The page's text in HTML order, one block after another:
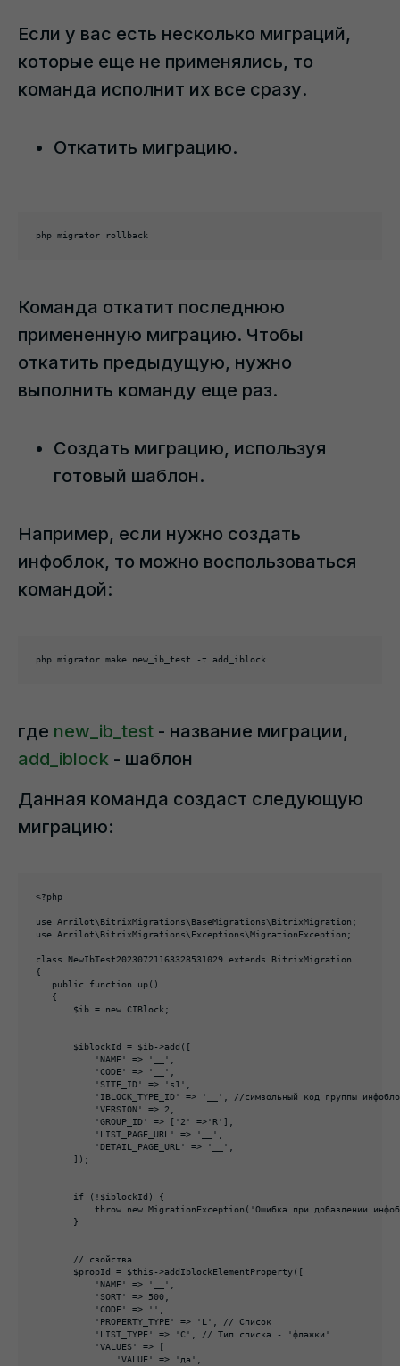
Если у вас есть несколько миграций,
которые еще не применялись, то
команда исполнит их все сразу.
Откатить миграцию.
php migrator rollback
Команда откатит последнюю
примененную миграцию. Чтобы
откатить предыдущую, нужно
выполнить команду еще раз.
Создать миграцию, используя
готовый шаблон.
Например, если нужно создать
инфоблок, то можно воспользоваться
командой:
php migrator make new_ib_test -t add_iblock
где new_ib_test - название миграции,
add_iblock - шаблон
Данная команда создаст следующую
миграцию:
<?php
use Arrilot\BitrixMigrations\BaseMigrations\BitrixMigration;
use Arrilot\BitrixMigrations\Exceptions\MigrationException;
class NewIbTest20230721163328531029 extends BitrixMigration
{
   public function up()
   {
       $ib = new CIBlock;
       $iblockId = $ib->add([
           'NAME' => '__',
           'CODE' => '__',
           'SITE_ID' => 's1',
'IBLOCK_TYPE_ID' => '__', //символьный код группы
           'VERSION' => 2,
           'GROUP_ID' => ['2' =>'R'],
           'LIST_PAGE_URL' => '__',
           'DETAIL_PAGE_URL' => '__',
       ]);
       if (!$iblockId) {
throw new MigrationException('Ошибка при добавлении
       }
       // свойства
       $propId = $this->addIblockElementProperty([
           'NAME' => '__',
           'SORT' => 500,
           'CODE' => '',
           'PROPERTY_TYPE' => 'L', // Список
           'LIST_TYPE' => 'C', // Тип списка - 'флажки'
           'VALUES' => [
               'VALUE' => 'да',